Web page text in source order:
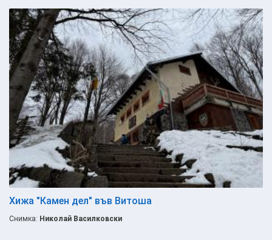
Хижа "Камен дел" във Витоша
Снимка: Николай Василковски